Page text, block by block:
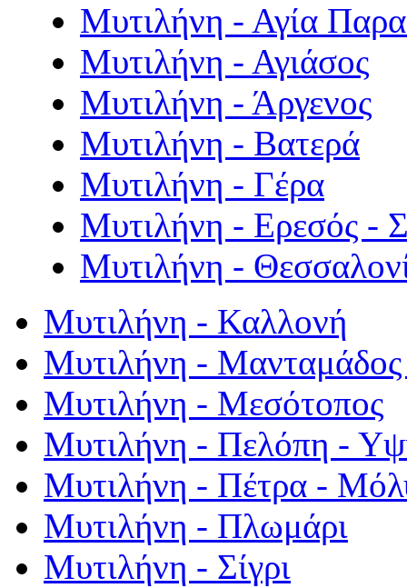
Μυτιλήνη - Αγία
Μυτιλήνη - Αγιάσος
Μυτιλήνη - Άργενος
Μυτιλήνη - Βατερά
Μυτιλήνη - Γέρα
Μυτιλήνη - Ερεσός -
Μυτιλήνη -
Μυτιλήνη - Καλλονή
Μυτιλήνη - Μανταμάδος
Μυτιλήνη - Μεσότοπος
Μυτιλήνη - Πελόπη -
Μυτιλήνη - Πέτρα -
Μυτιλήνη - Πλωμάρι
Μυτιλήνη - Σίγρι